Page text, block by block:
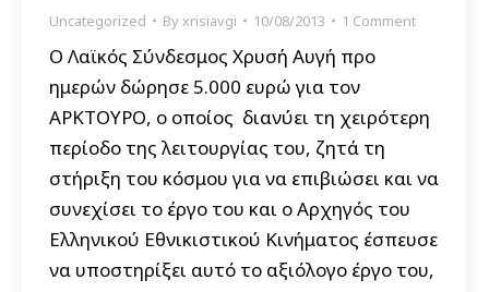
Uncategorized Byxrisiavgi 10/08/2013 1 Comment
Ο Λαϊκός Σύνδεσμος Χρυσή Αυγή προ
ημερών δώρησε 5.000 ευρώ για τον
ΑΡΚΤΟΥΡΟ, ο οποίος διανύει τη χειρότερη
περίοδο της λειτουργίας του, ζητά τη
στήριξη του κόσμου για να επιβιώσει και να
συνεχίσει το έργο του και ο Αρχηγός του
Ελληνικού Εθνικιστικού Κινήματος έσπευσε
να υποστηρίξει αυτό το αξιόλογο έργο του,